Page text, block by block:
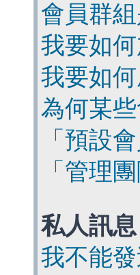
會員群
我要如
我要如
為何某
「預設
「管理
私人訊息
我不能發